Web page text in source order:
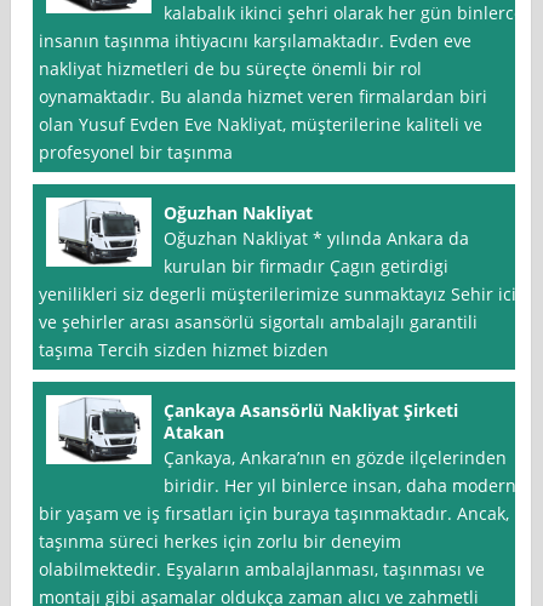
kalabalık ikinci şehri olarak her gün binlerce
insanın taşınma ihtiyacını karşılamaktadır. Evden eve
nakliyat hizmetleri de bu süreçte önemli bir rol
oynamaktadır. Bu alanda hizmet veren firmalardan biri
olan Yusuf Evden Eve Nakliyat, müşterilerine kaliteli ve
profesyonel bir taşınma
Oğuzhan Nakliyat
Oğuzhan Nakliyat * yılında Ankara da
kurulan bir firmadır Çagın getirdigi
yenilikleri siz degerli müşterilerimize sunmaktayız Sehir ici
ve şehirler arası asansörlü sigortalı ambalajlı garantili
taşıma Tercih sizden hizmet bizden
Çankaya Asansörlü Nakliyat Şirketi
Atakan
Çankaya, Ankara’nın en gözde ilçelerinden
biridir. Her yıl binlerce insan, daha modern
bir yaşam ve iş fırsatları için buraya taşınmaktadır. Ancak,
taşınma süreci herkes için zorlu bir deneyim
olabilmektedir. Eşyaların ambalajlanması, taşınması ve
montajı gibi aşamalar oldukça zaman alıcı ve zahmetli